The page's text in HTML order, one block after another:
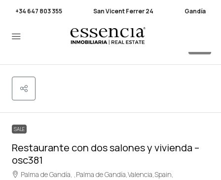
+34 647 803 355 San Vicent Ferrer 24 Gandía
SALE
Restaurante con dos salones y vivienda –
osc381
Palma de Gandía, ,Palma de Gandía,Valencia,Spain,